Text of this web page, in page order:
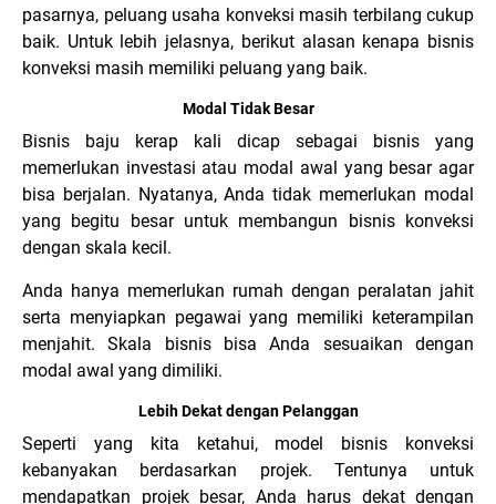
pasarnya, peluang usaha konveksi masih terbilang cukup
baik. Untuk lebih jelasnya, berikut alasan kenapa bisnis
konveksi masih memiliki peluang yang baik.
Modal Tidak Besar
Bisnis baju kerap kali dicap sebagai bisnis yang
memerlukan investasi atau modal awal yang besar agar
bisa berjalan. Nyatanya, Anda tidak memerlukan modal
yang begitu besar untuk membangun bisnis konveksi
dengan skala kecil.
Anda hanya memerlukan rumah dengan peralatan jahit
serta menyiapkan pegawai yang memiliki keterampilan
menjahit. Skala bisnis bisa Anda sesuaikan dengan
modal awal yang dimiliki.
Lebih Dekat dengan Pelanggan
Seperti yang kita ketahui, model bisnis konveksi
kebanyakan berdasarkan projek. Tentunya untuk
mendapatkan projek besar, Anda harus dekat dengan